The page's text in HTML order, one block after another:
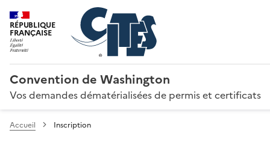
RÉPUBLIQUE
FRANÇAISE
Convention de Washington
Vos demandes dématérialisées de permis et certificats
Accueil Inscription